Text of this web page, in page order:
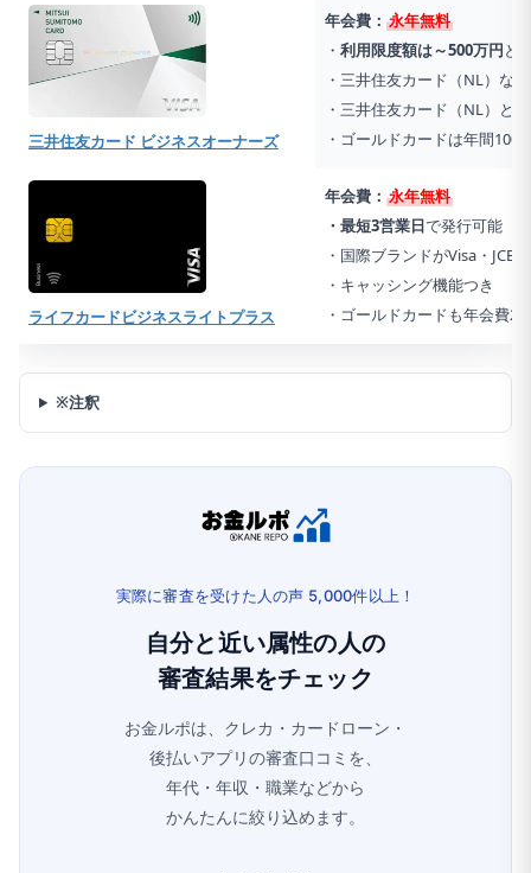
三井住友カード ビジネスオーナーズ
年会費： 永年無料
・ 利用限度額は～500万円と
・三井住友カード（NL）な
・三井住友カード（NL）と
・ゴールドカードは年間100
ライフカードビジネスライトプラス
年会費： 永年無料
・最短3営業日で発行可能
・国際ブランドがVisa・
・キャッシング機能つき
・ゴールドカードも年会費
※注釈
実際に審査を受けた人の声 5,000件以上！
自分と近い属性の人の
審査結果をチェック
お金ルポは、クレカ・カードローン・
後払いアプリの審査口コミを、
年代・年収・職業などから
かんたんに絞り込めます。